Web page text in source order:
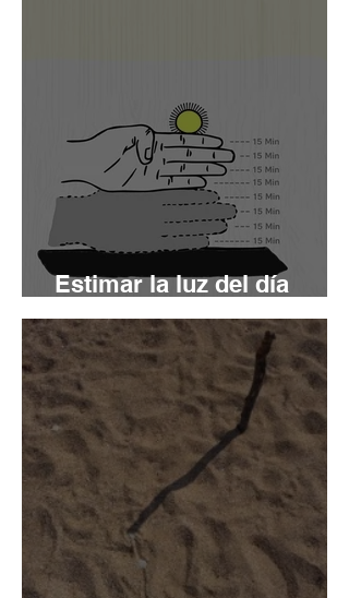
Estimar la luz del día
restante utilizando el sol